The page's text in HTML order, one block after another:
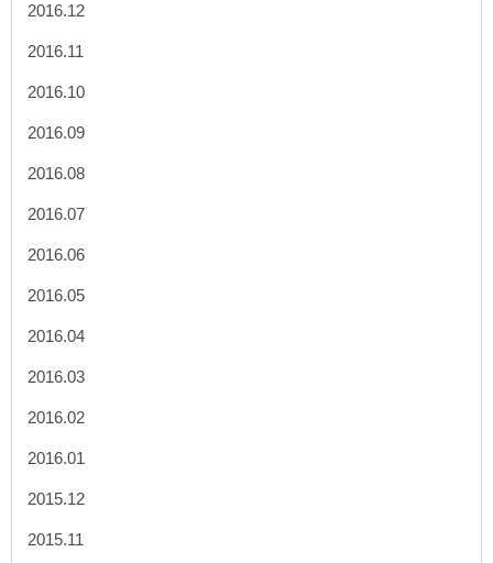
2016.12
2016.11
2016.10
2016.09
2016.08
2016.07
2016.06
2016.05
2016.04
2016.03
2016.02
2016.01
2015.12
2015.11